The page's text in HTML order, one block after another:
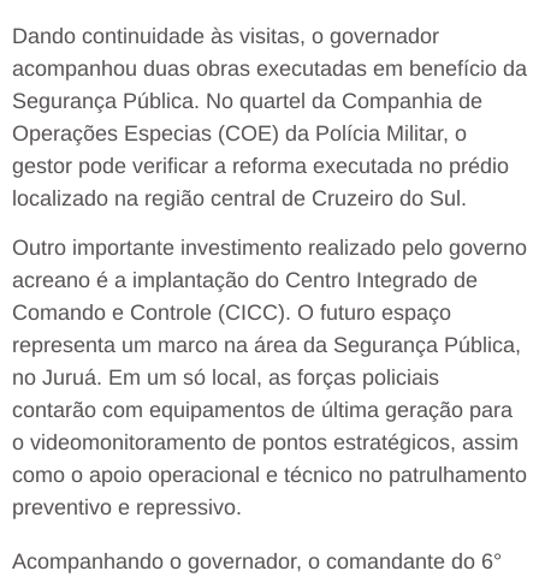
Dando continuidade às visitas, o governador
acompanhou duas obras executadas em benefício da
Segurança Pública. No quartel da Companhia de
Operações Especias (COE) da Polícia Militar, o
gestor pode verificar a reforma executada no prédio
localizado na região central de Cruzeiro do Sul.
Outro importante investimento realizado pelo governo
acreano é a implantação do Centro Integrado de
Comando e Controle (CICC). O futuro espaço
representa um marco na área da Segurança Pública,
no Juruá. Em um só local, as forças policiais
contarão com equipamentos de última geração para
o videomonitoramento de pontos estratégicos, assim
como o apoio operacional e técnico no patrulhamento
preventivo e repressivo.
Acompanhando o governador, o comandante do 6°